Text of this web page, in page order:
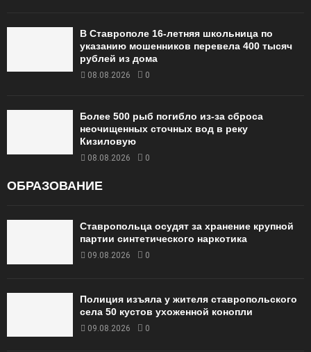
В Ставрополе 16-летняя школьница по
указанию мошенников перевела 400 тысяч
рублей из дома
08.08.2026 0
Более 500 рыб погибло из-за сброса
неочищенных сточных вод в реку
Кизиловую
08.08.2026 0
ОБРАЗОВАНИЕ
Ставропольца осудят за хранение крупной
партии синтетического наркотика
09.08.2026 0
Полиция изъяла у жителя ставропольского
села 50 кустов ухоженной конопли
09.08.2026 0